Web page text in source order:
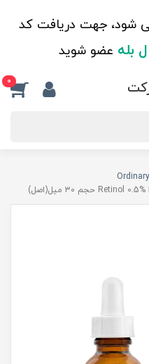
شود، جهت دریافت کد
بله عضو شوید
0